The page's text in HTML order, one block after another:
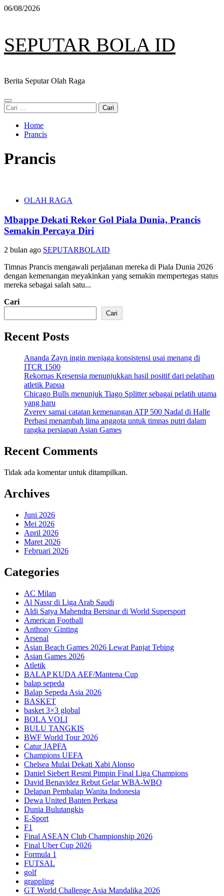
Skip
06/08/2026
SEPUTAR BOLA ID
Berita Seputar Olah Raga
Primary
Menu
Cari
untuk:
Home
Prancis
Prancis
OLAH RAGA
Mbappe Dekati Rekor Gol Piala Dunia, Prancis
Semakin Percaya Diri
2 bulan ago SEPUTARBOLAID
Timnas Prancis mengawali perjalanan mereka di Piala Dunia 2026
dengan kemenangan meyakinkan yang semakin mempertegas status
mereka sebagai salah satu...
Cari
Cari
Recent Posts
Ananda Zayn ingin menjaga konsistensi usai menang di
ITCR 1500
Rekornas Kresensia menunjukkan hasil positif dari pelatihan
atletik Papua
Chicago Bulls menunjuk Tiago Splitter sebagai pelatih utama
yang baru
Zverev samai catatan kemenangan ATP 500 Nadal di Halle
Perbasi menambah lima anggota untuk timnas putri dalam
rangka persiapan Asian Games
Recent Comments
Tidak ada komentar untuk ditampilkan.
Archives
Juni 2026
Mei 2026
April 2026
Maret 2026
Februari 2026
Categories
AC Milan
Al Nassr di Liga Arab Saudi
Aldi Satya Mahendra Bersinar di World Supersport
American Football
Anthony Ginting
Arsenal
Asian Beach Games 2026 Lewat Panjat Tebing
Asian Games 2026
Atletik
BALAP KUDA AEF/Mantena Cup
balap sepeda
Balap Sepeda Asia 2026
BASKET
basket 3×3 global
BOLA VOLI
BULU TANGKIS
BWF World Tour 2026
Catur JAPFA
Champions UEFA
Chelsea Mulai Dekati Xabi Alonso
Daniel Siebert Resmi Pimpin Final Liga Champions
David Benavidez Rebut Gelar WBA-WBO
Delapan Pembalap Wanita Indonesia
Dewa United Banten Perkasa
Dunia Bulutangkis
E-Sport
F1
Final ASEAN Club Championship 2026
Final Uber Cup 2026
Formula 1
FUTSAL
golf
grappling
GT World Challenge Asia Mandalika 2026